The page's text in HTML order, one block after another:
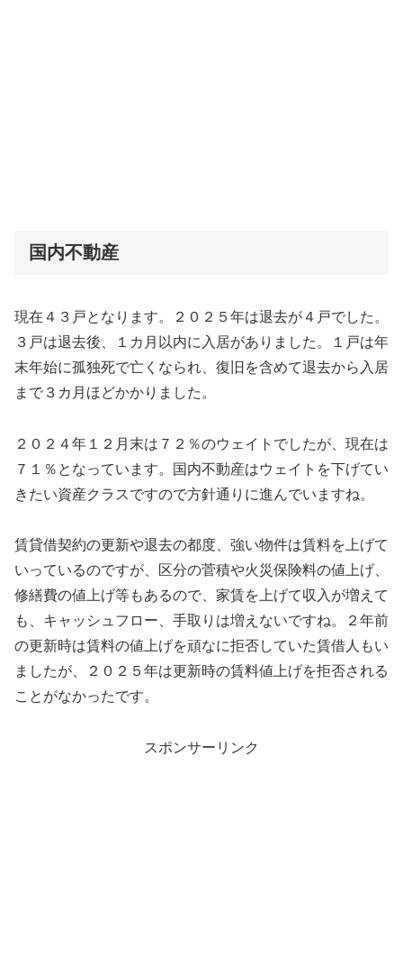
国内不動産
現在４３戸となります。２０２５年は退去が４戸でした。
３戸は退去後、１カ月以内に入居がありました。１戸は年
末年始に孤独死で亡くなられ、復旧を含めて退去から入居
まで３カ月ほどかかりました。
２０２４年１２月末は７２％のウェイトでしたが、現在は
７１％となっています。国内不動産はウェイトを下げてい
きたい資産クラスですので方針通りに進んでいますね。
賃貸借契約の更新や退去の都度、強い物件は賃料を上げて
いっているのですが、区分の菅積や火災保険料の値上げ、
修繕費の値上げ等もあるので、家賃を上げて収入が増えて
も、キャッシュフロー、手取りは増えないですね。２年前
の更新時は賃料の値上げを頑なに拒否していた賃借人もい
ましたが、２０２５年は更新時の賃料値上げを拒否される
ことがなかったです。
スポンサーリンク